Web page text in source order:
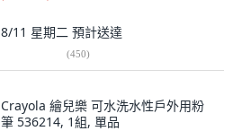
8/11 星期二 預計送達
(450)
Crayola 繪兒樂 可水洗水性戶外用粉
筆 536214, 1組, 單品